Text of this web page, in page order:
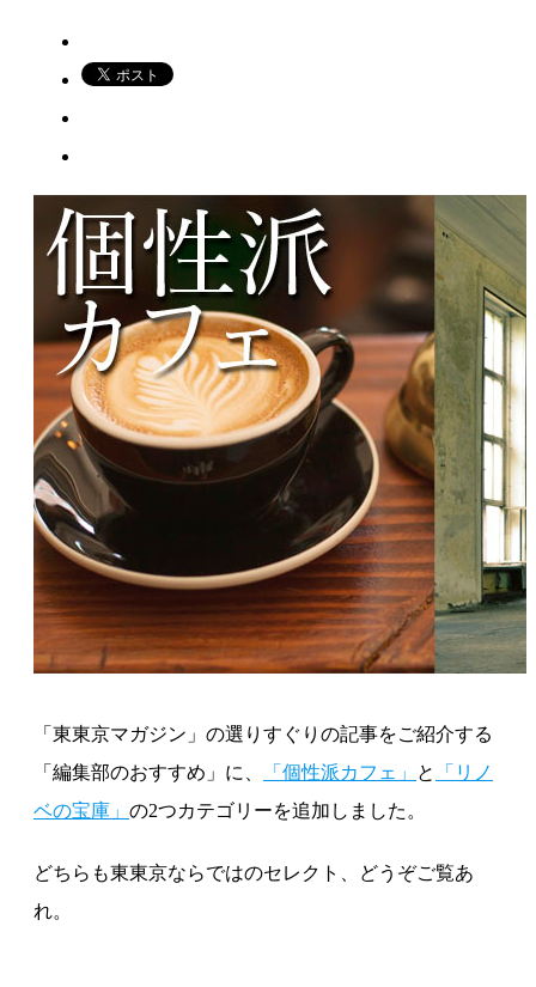
「東東京マガジン」の選りすぐりの記事をご紹介する
「編集部のおすすめ」に、
「個性派カフェ」 と
「リノ
ベの宝庫」 の2つカテゴリーを追加しました。
どちらも東東京ならではのセレクト、どうぞご覧あ
れ。